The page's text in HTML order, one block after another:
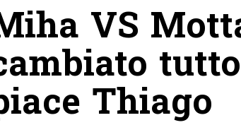
VS
Thiago